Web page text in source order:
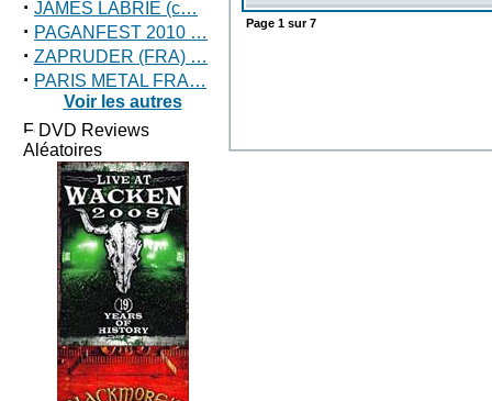
· JAMES LABRIE (c…
· PAGANFEST 2010 …
· ZAPRUDER (FRA) …
· PARIS METAL FRA…
Voir les autres
DVD Reviews
Aléatoires
Page 1 sur7